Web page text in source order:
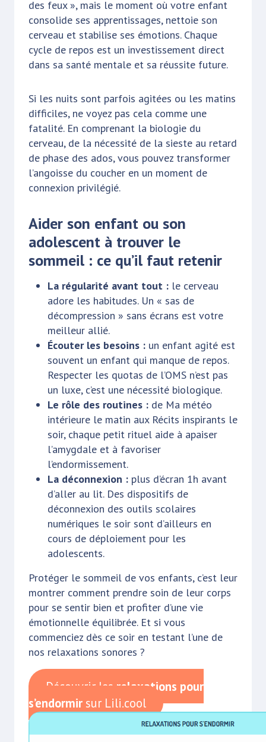
des feux », mais le moment où votre enfant
consolide ses apprentissages, nettoie son
cerveau et stabilise ses émotions. Chaque
cycle de repos est un investissement direct
dans sa santé mentale et sa réussite future.
Si les nuits sont parfois agitées ou les matins
difficiles, ne voyez pas cela comme une
fatalité. En comprenant la biologie du
cerveau, de la nécessité de la sieste au retard
de phase des ados, vous pouvez transformer
l’angoisse du coucher en un moment de
connexion privilégié.
Aider son enfant ou son
adolescent à trouver le
sommeil : ce qu’il faut retenir
La régularité avant tout : le cerveau
adore les habitudes. Un « sas de
décompression » sans écrans est votre
meilleur allié.
Écouter les besoins : un enfant agité est
souvent un enfant qui manque de repos.
Respecter les quotas de l’OMS n’est pas
un luxe, c’est une nécessité biologique.
Le rôle des routines : de Ma météo
intérieure le matin aux Récits inspirants le
soir, chaque petit rituel aide à apaiser
l’amygdale et à favoriser
l’endormissement.
La déconnexion : plus d’écran 1h avant
d’aller au lit. Des dispositifs de
déconnexion des outils scolaires
numériques le soir sont d’ailleurs en
cours de déploiement pour les
adolescents.
Protéger le sommeil de vos enfants, c’est leur
montrer comment prendre soin de leur corps
pour se sentir bien et profiter d’une vie
émotionnelle équilibrée. Et si vous
commenciez dès ce soir en testant l’une de
nos relaxations sonores ?
Découvrir les relaxations pour
s’endormir sur Lili.cool